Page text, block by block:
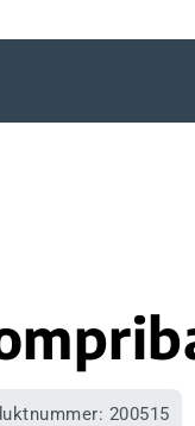
200515